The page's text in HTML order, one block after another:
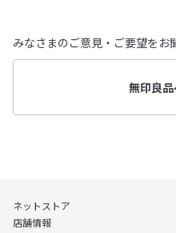
みなさまのご意見・ご要望をお
無印良
ネットストア
店舗情報